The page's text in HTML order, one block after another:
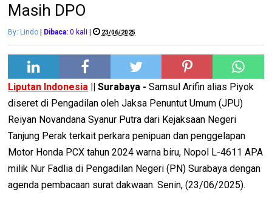
Masih DPO
By: Lindo | Dibaca: 0 kali | 23/06/2025
Liputan Indonesia || Surabaya - Samsul Arifin alias Piyok
diseret di Pengadilan oleh Jaksa Penuntut Umum (JPU)
Reiyan Novandana Syanur Putra dari Kejaksaan Negeri
Tanjung Perak terkait perkara penipuan dan penggelapan
Motor Honda PCX tahun 2024 warna biru, Nopol L-4611 APA
milik Nur Fadlia di Pengadilan Negeri (PN) Surabaya dengan
agenda pembacaan surat dakwaan. Senin, (23/06/2025).